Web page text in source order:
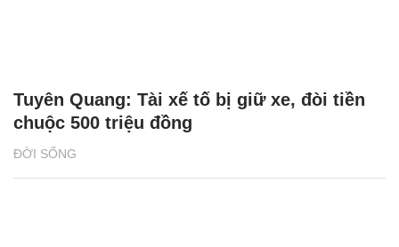
ĐỜI SỐNG
Tuyên Quang: Tài xế tố bị giữ xe, đòi tiền
chuộc 500 triệu đồng